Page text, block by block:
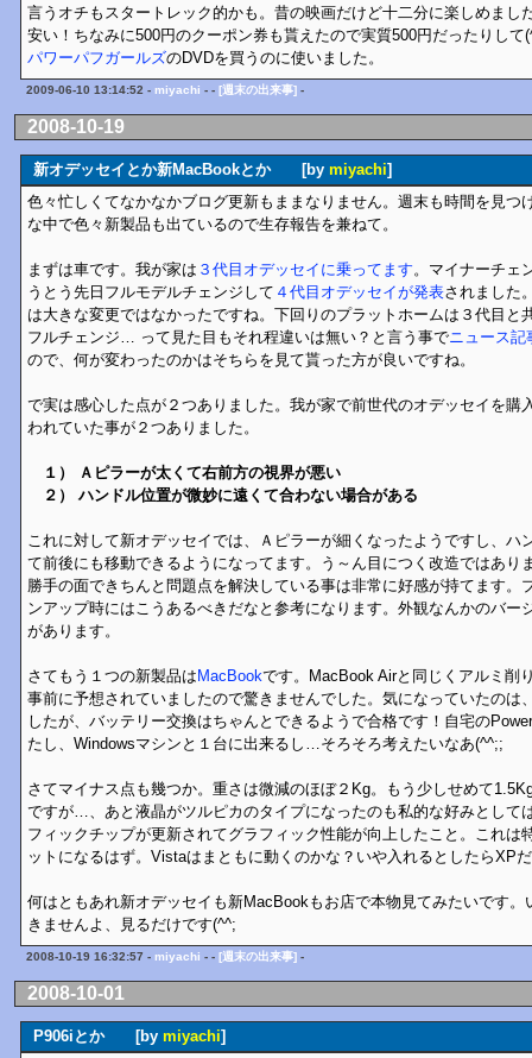
言うオチもスタートレック的かも。昔の映画だけど十二分に楽しめまし
安い！ちなみに500円のクーポン券も貰えたので実質500円だったりし
パワーパフガールズのDVDを買うのに使いました。
2009-06-10 13:14:52 - miyachi - - [週末の出来事] -
2008-10-19
新オデッセイとか新MacBookとか [by miyachi]
色々忙しくてなかなかブログ更新もままなりません。週末も時間を見つ
な中で色々新製品も出ているので生存報告を兼ねて。
まずは車です。我が家は ３代目オデッセイに乗ってます。マイナーチェ
うとう先日フルモデルチェンジして ４代目オデッセイが発表されました
は大きな変更ではなかったですね。下回りのプラットホームは３代目と
フルチェンジ… って見た目もそれ程違いは無い？と言う事でニュース記
ので、何が変わったのかはそちらを見て貰った方が良いですね。
で実は感心した点が２つありました。我が家で前世代のオデッセイを購
われていた事が２つありました。
１） Ａピラーが太くて右前方の視界が悪い
２） ハンドル位置が微妙に遠くて合わない場合がある
これに対して新オデッセイでは、Ａピラーが細くなったようですし、ハ
て前後にも移動できるようになってます。う～ん目につく改造ではあり
勝手の面できちんと問題点を解決している事は非常に好感が持てます。
ンアップ時にはこうあるべきだなと参考になります。外観なんかのバー
があります。
さてもう１つの新製品は MacBookです。MacBook Airと同じくアルミ削
事前に予想されていましたので驚きませんでした。気になっていたのは
したが、バッテリー交換はちゃんとできるようで合格です！自宅の
たし、Windowsマシンと１台に出来るし…そろそろ考えたいなあ(^^;;
さてマイナス点も幾つか。重さは微減のほぼ２Kg。もう少しせめて
ですが…、あと液晶がツルピカのタイプになったのも私的な好みとして
フィックチップが更新されてグラフィック性能が向上したこと。これは
ットになるはず。Vistaはまともに動くのかな？いや入れるとしたらXP
何はともあれ新オデッセイも新MacBookもお店で本物見てみたいです。
きませんよ、見るだけです(^^;
2008-10-19 16:32:57 - miyachi - - [週末の出来事] -
2008-10-01
P906iとか [by miyachi]